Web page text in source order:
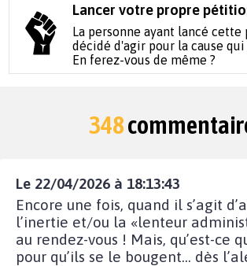
Lancer votre propre
La personne ayant lancé
décidé d'agir pour la cause qui
En ferez-vous de même ?
348
Le 22/04/2026 à 18:13:43
Encore une fois, quand il s’agit
l’inertie et/ou la «lenteur
au rendez-vous ! Mais, qu’est-ce
pour qu’ils se le bougent… dès